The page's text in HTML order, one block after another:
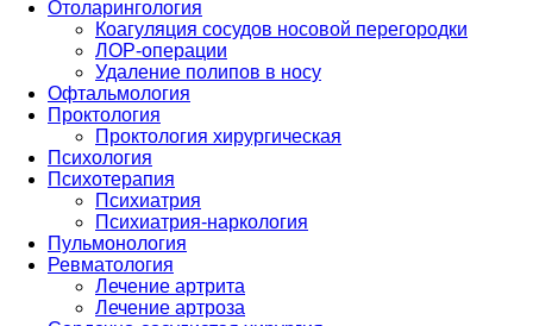
Отоларингология
Коагуляция сосудов носовой перегородки
ЛОР-операции
Удаление полипов в носу
Офтальмология
Проктология
Проктология хирургическая
Психология
Психотерапия
Психиатрия
Психиатрия-наркология
Пульмонология
Ревматология
Лечение артрита
Лечение артроза